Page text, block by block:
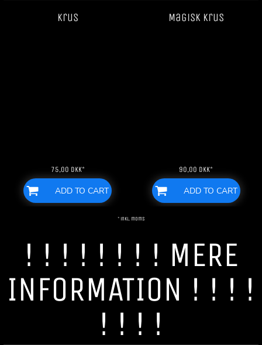
Krus
75,00 DKK*
ADD TO CART
Magisk krus
90,00 DKK*
ADD TO CART
* inkl. moms
! ! ! ! ! ! ! ! MERE
INFORMATION ! ! ! !
! ! ! !